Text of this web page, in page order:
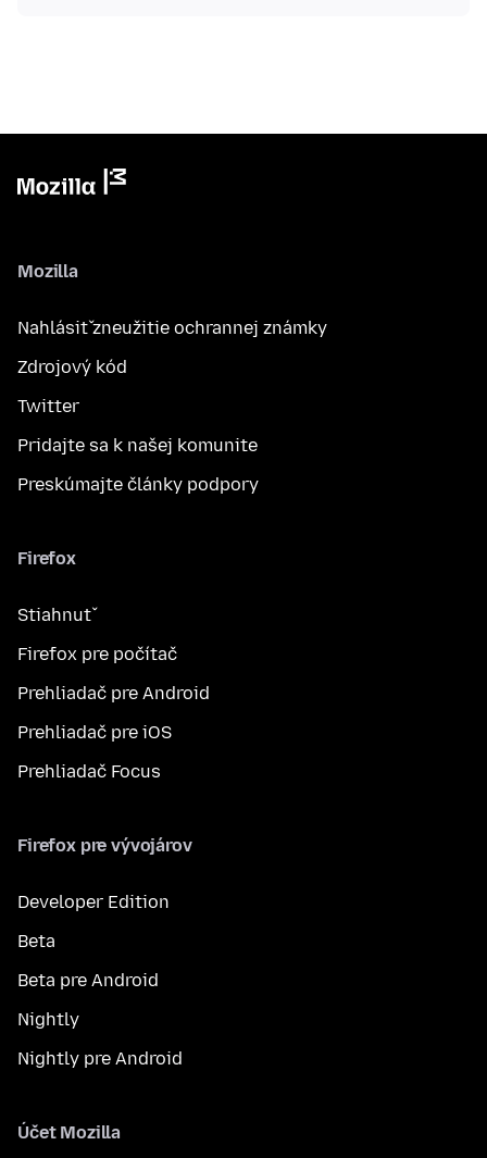
Mozilla
Nahlásiť zneužitie ochrannej známky
Zdrojový kód
Twitter
Pridajte sa k našej komunite
Preskúmajte články podpory
Firefox
Stiahnuť
Firefox pre počítač
Prehliadač pre Android
Prehliadač pre iOS
Prehliadač Focus
Firefox pre vývojárov
Developer Edition
Beta
Beta pre Android
Nightly
Nightly pre Android
Účet Mozilla